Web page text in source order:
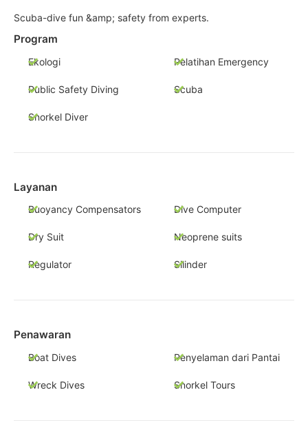
Scuba-dive fun &amp; safety from experts.
Program
Ekologi Pelatihan Emergency
Public Safety Diving Scuba
Snorkel Diver
Layanan
Buoyancy Compensators Dive Computer
Dry Suit Neoprene suits
Regulator Silinder
Penawaran
Boat Dives Penyelaman dari Pantai
Wreck Dives Snorkel Tours